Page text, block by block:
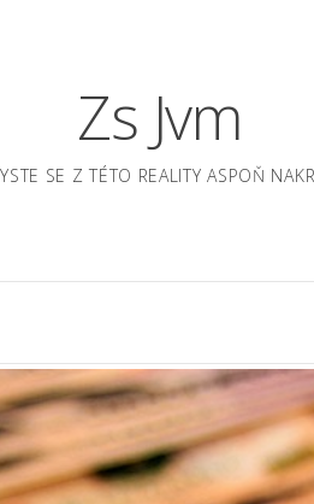
Zs Jvm
SE Z TÉTO REALITY ASPOŇ